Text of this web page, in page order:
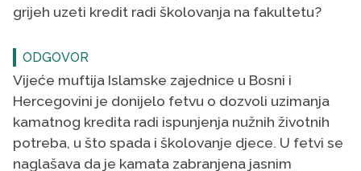
grijeh uzeti kredit radi školovanja na fakultetu?
ODGOVOR
Vijeće muftija Islamske zajednice u Bosni i
Hercegovini je donijelo fetvu o dozvoli uzimanja
kamatnog kredita radi ispunjenja nužnih životnih
potreba, u što spada i školovanje djece. U fetvi se
naglašava da je kamata zabranjena jasnim